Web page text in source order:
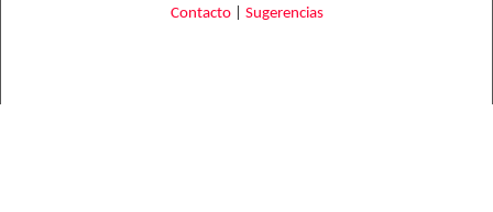
Contacto| Sugerencias